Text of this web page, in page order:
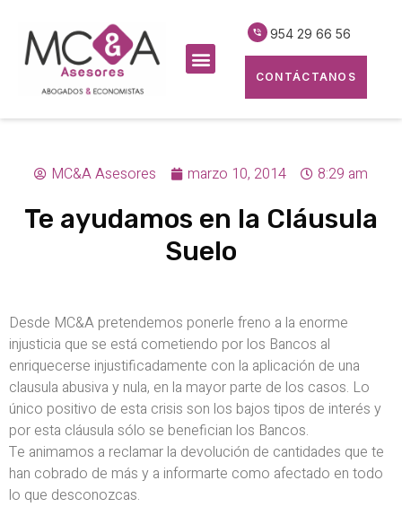
954 29 66 56
CONTÁCTANOS
MC&A Asesores marzo 10, 2014 8:29 am
Te ayudamos en la Cláusula
Suelo
Desde MC&A pretendemos ponerle freno a la enorme
injusticia que se está cometiendo por los Bancos al
enriquecerse injustificadamente con la aplicación de una
clausula abusiva y nula, en la mayor parte de los casos. Lo
único positivo de esta crisis son los bajos tipos de interés y
por esta cláusula sólo se benefician los Bancos.
Te animamos a reclamar la devolución de cantidades que te
han cobrado de más y a informarte como afectado en todo
lo que desconozcas.